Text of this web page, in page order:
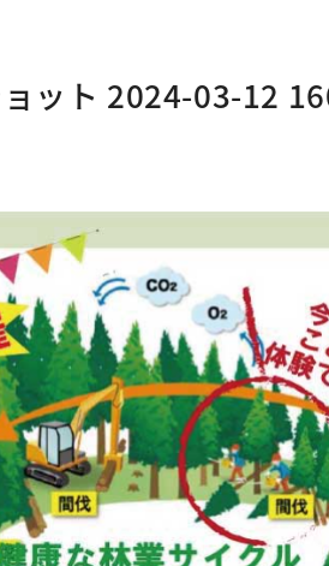
ット 2024-03-12